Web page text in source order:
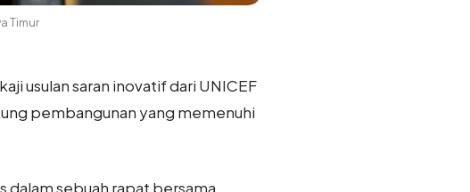
Timur
usulan saran inovatif dari UNICEF
pembangunan yang memenuhi
dalam sebuah rapat bersama